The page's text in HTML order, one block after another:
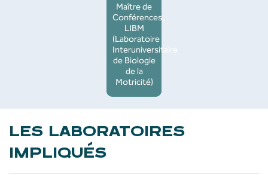
Maître de
Conférences,
LIBM
(Laboratoire
Interuniversitaire
de Biologie
de la
Motricité)
LES LABORATOIRES
IMPLIQUÉS